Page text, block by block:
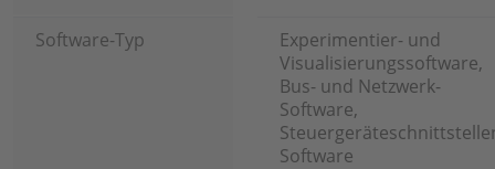
Software-Typ
Experimentier- und
Visualisierungssoftware,
Bus- und Netzwerk-
Software,
Software